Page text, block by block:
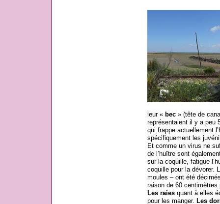
leur « bec» (tête de
représentaient il y a peu
qui frappe actuellement
spécifiquement les
Et comme un virus ne
de l’huître sont
sur la coquille, fatigue
coquille pour la dévorer.
moules – ont été
raison de 60
Les raiesquant à elles
pour les manger. Les